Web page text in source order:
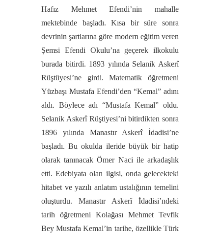
Hafız Mehmet Efendi’nin mahalle
mektebinde başladı. Kısa bir süre sonra
devrinin şartlarına göre modern eğitim veren
Şemsi Efendi Okulu’na geçerek ilkokulu
burada bitirdi. 1893 yılında Selanik Askerî
Rüştüyesi’ne girdi. Matematik öğretmeni
Yüzbaşı Mustafa Efendi’den “Kemal” adını
aldı. Böylece adı “Mustafa Kemal” oldu.
Selanik Askerî Rüştiyesi’ni bitirdikten sonra
1896 yılında Manastır Askerî İdadisi’ne
başladı. Bu okulda ileride büyük bir hatip
olarak tanınacak Ömer Naci ile arkadaşlık
etti. Edebiyata olan ilgisi, onda gelecekteki
hitabet ve yazılı anlatım ustalığının temelini
oluşturdu. Manastır Askerî İdadisi’ndeki
tarih öğretmeni Kolağası Mehmet Tevfik
Bey Mustafa Kemal’in tarihe, özellikle Türk